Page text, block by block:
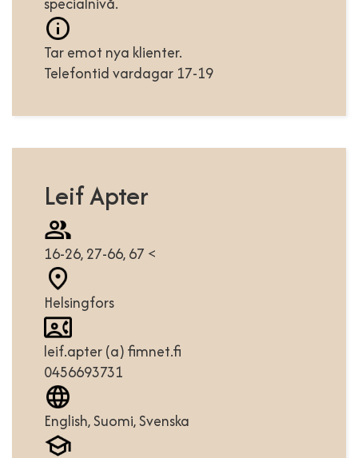
Tar emot nya klienter.
Telefontid vardagar 17-19
Leif Apter
16-26, 27-66, 67 <
Helsingfors
leif.apter (a) fimnet.fi
0456693731
English, Suomi, Svenska